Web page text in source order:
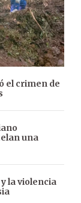
el crimen de
una
la violencia